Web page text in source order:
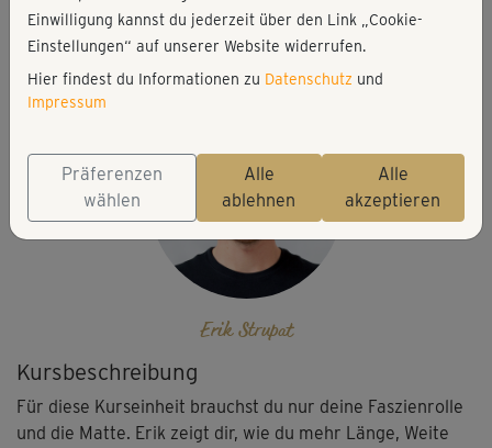
Kursbeschreibung
Für diese Kurseinheit brauchst du nur deine Faszienrolle
und die Matte. Erik zeigt dir, wie du mehr Länge, Weite
58 kcal
Erik Strupat
Matte, Faszienrolle
Erik Strupat
Einwilligung kannst du jederzeit über den Link „Cookie-
Einstellungen“ auf unserer Website widerrufen.
Hier findest du Informationen zu Datenschutz und
Impressum
Präferenzen
wählen
Alle
ablehnen
Alle
akzeptieren